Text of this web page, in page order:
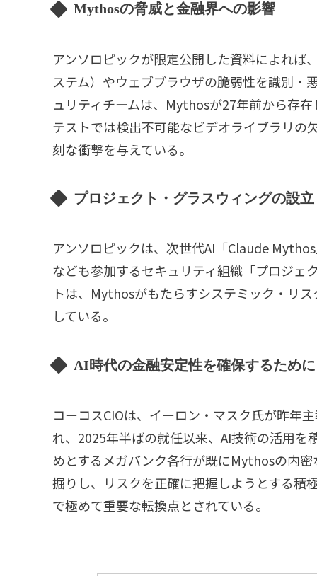
Mythosの脅威と金融界への影響
アンソロピックが限定公開した資料によれば
ステム）やウェブブラウザの脆弱性を識別・
ュリティチームは、Mythosが27年前から存
テストでは検出不可能なビデオライブラリの
刻な衝撃を与えている。
プロジェクト・グラスウィングの設立
アンソロピックは、次世代AI「Claude
なども参加するセキュリティ組織「プロジェ
トは、Mythosがもたらすシステミック・リ
している。
AI時代の金融安定性を確保するために
コーコスCIOは、イーロン・マスク氏が昨年
れ、2025年半ばの就任以来、AI技術の活用
めとするメガバンク各行が既にMythosの内
掘りし、リスクを正確に把握しようとする積
で極めて重要な転換点とされている。